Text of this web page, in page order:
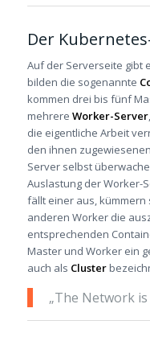
Der
Auf der Serverseite gibt
bilden die sogenannte
kommen drei bis fünf
mehrere Worker-Server
die eigentliche Arbeit
den ihnen
Server selbst
Auslastung der Worker-
fällt einer aus, kümmern
anderen Worker die
entsprechenden
Master und Worker ein
auch als Cluster
„The Network